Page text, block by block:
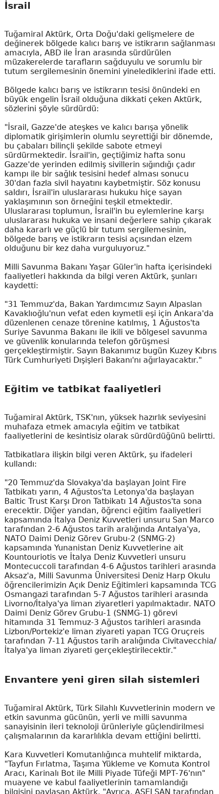
İsrail
Tuğamiral Aktürk, Orta Doğu'daki gelişmelere de
değinerek bölgede kalıcı barış ve istikrarın sağlanması
amacıyla, ABD ile İran arasında sürdürülen
müzakerelerde tarafların sağduyulu ve sorumlu bir
tutum sergilemesinin önemini yinelediklerini ifade etti.
Bölgede kalıcı barış ve istikrarın tesisi önündeki en
büyük engelin İsrail olduğuna dikkati çeken Aktürk,
sözlerini şöyle sürdürdü:
"İsrail, Gazze'de ateşkes ve kalıcı barışa yönelik
diplomatik girişimlerin olumlu seyrettiği bir dönemde,
bu çabaları bilinçli şekilde sabote etmeyi
sürdürmektedir. İsrail'in, geçtiğimiz hafta sonu
Gazze'de yerinden edilmiş sivillerin sığındığı çadır
kampı ile bir sağlık tesisini hedef alması sonucu
30'dan fazla sivil hayatını kaybetmiştir. Söz konusu
saldırı, İsrail'in uluslararası hukuku hiçe sayan
yaklaşımının son örneğini teşkil etmektedir.
Uluslararası toplumun, İsrail'in bu eylemlerine karşı
uluslararası hukuka ve insani değerlere sahip çıkarak
daha kararlı ve güçlü bir tutum sergilemesinin,
bölgede barış ve istikrarın tesisi açısından elzem
olduğunu bir kez daha vurguluyoruz."
Milli Savunma Bakanı Yaşar Güler'in hafta içerisindeki
faaliyetleri hakkında da bilgi veren Aktürk, şunları
kaydetti:
"31 Temmuz'da, Bakan Yardımcımız Sayın Alpaslan
Kavaklıoğlu'nun vefat eden kıymetli eşi için Ankara'da
düzenlenen cenaze törenine katılmış, 1 Ağustos'ta
Suriye Savunma Bakanı ile ikili ve bölgesel savunma
ve güvenlik konularında telefon görüşmesi
gerçekleştirmiştir. Sayın Bakanımız bugün Kuzey Kıbrıs
Türk Cumhuriyeti Dışişleri Bakanı'nı ağırlayacaktır."
Eğitim ve tatbikat faaliyetleri
Tuğamiral Aktürk, TSK'nın, yüksek hazırlık seviyesini
muhafaza etmek amacıyla eğitim ve tatbikat
faaliyetlerini de kesintisiz olarak sürdürdüğünü belirtti.
Tatbikatlara ilişkin bilgi veren Aktürk, şu ifadeleri
kullandı:
"20 Temmuz'da Slovakya'da başlayan Joint Fire
Tatbikatı yarın, 4 Ağustos'ta Letonya'da başlayan
Baltic Trust Karşı Dron Tatbikatı 14 Ağustos'ta sona
erecektir. Diğer yandan, öğrenci eğitim faaliyetleri
kapsamında İtalya Deniz Kuvvetleri unsuru San Marco
tarafından 2-6 Ağustos tarih aralığında Antalya'ya,
NATO Daimi Deniz Görev Grubu-2 (SNMG-2)
kapsamında Yunanistan Deniz Kuvvetlerine ait
Kountouriotis ve İtalya Deniz Kuvvetleri unsuru
Montecuccoli tarafından 4-6 Ağustos tarihleri arasında
Aksaz'a, Milli Savunma Üniversitesi Deniz Harp Okulu
öğrencilerimizin Açık Deniz Eğitimleri kapsamında TCG
Osmangazi tarafından 5-7 Ağustos tarihleri arasında
Livorno/İtalya'ya liman ziyaretleri yapılmaktadır. NATO
Daimi Deniz Görev Grubu-1 (SNMG-1) görevi
hitamında 31 Temmuz-3 Ağustos tarihleri arasında
Lizbon/Portekiz'e liman ziyareti yapan TCG Oruçreis
tarafından 7-11 Ağustos tarih aralığında Civitavecchia/
İtalya'ya liman ziyareti gerçekleştirilecektir."
Envantere yeni giren silah sistemleri
Tuğamiral Aktürk, Türk Silahlı Kuvvetlerinin modern ve
etkin savunma gücünün, yerli ve milli savunma
sanayisinin ileri teknoloji ürünleriyle güçlendirilmesi
çalışmalarının da kararlılıkla devam ettiğini belirtti.
Kara Kuvvetleri Komutanlığınca muhtelif miktarda,
"Tayfun Fırlatma, Taşıma Yükleme ve Komuta Kontrol
Aracı, Karinalı Bot ile Milli Piyade Tüfeği MPT-76'nın"
muayene ve kabul faaliyetlerinin tamamlandığı
bilgisini paylaşan Aktürk, "Ayrıca, ASELSAN tarafından